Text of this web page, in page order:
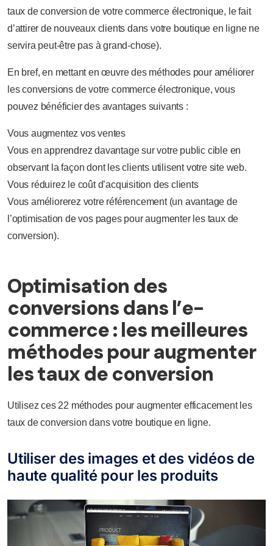
taux de conversion de votre commerce électronique, le fait
d’attirer de nouveaux clients dans votre boutique en ligne ne
servira peut-être pas à grand-chose).
En bref, en mettant en œuvre des méthodes pour améliorer
les conversions de votre commerce électronique, vous
pouvez bénéficier des avantages suivants :
Vous augmentez vos ventes
Vous en apprendrez davantage sur votre public cible en
observant la façon dont les clients utilisent votre site web.
Vous réduirez le coût d’acquisition des clients
Vous améliorerez votre référencement (un avantage de
l’optimisation de vos pages pour augmenter les taux de
conversion).
Optimisation des
conversions dans l’e-
commerce : les meilleures
méthodes pour augmenter
les taux de conversion
Utilisez ces 22 méthodes pour augmenter efficacement les
taux de conversion dans votre boutique en ligne.
Utiliser des images et des vidéos de
haute qualité pour les produits